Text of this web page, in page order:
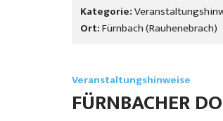
Kategorie:
Ort:Fürnbach (Rauhenebrach)
Veranstaltungshinweise
FÜRNBACHER